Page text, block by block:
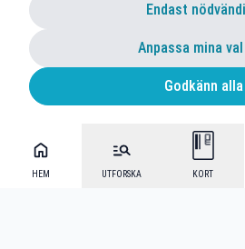
HEM UTFORSKA KORT
Endast
Anpassa mina val
Godkänn alla